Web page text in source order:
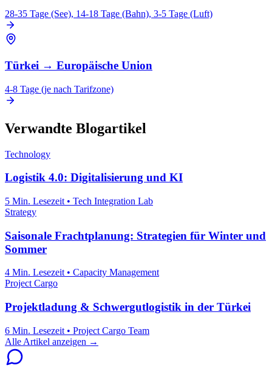
28-35 Tage (See), 14-18 Tage (Bahn), 3-5 Tage (Luft)
Türkei → Europäische Union
4-8 Tage (je nach Tarifzone)
Verwandte Blogartikel
Technology
Logistik 4.0: Digitalisierung und KI
5 Min. Lesezeit • Tech Integration Lab
Strategy
Saisonale Frachtplanung: Strategien für Winter und
Sommer
4 Min. Lesezeit• Capacity Management
Project Cargo
Projektladung & Schwergutlogistik in der Türkei
6 Min. Lesezeit • Project Cargo Team
Alle Artikel anzeigen →